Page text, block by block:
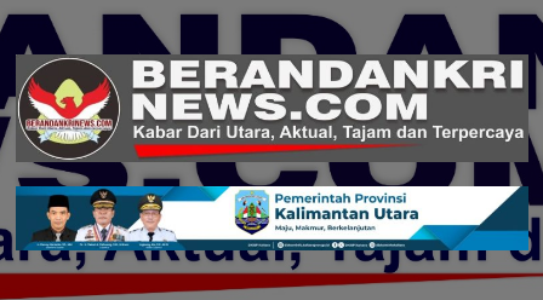
Skip
content